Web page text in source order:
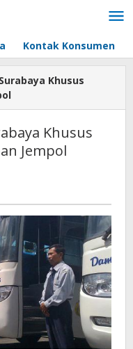
Kontak Konsumen
Khusus
Khusus
Jempol